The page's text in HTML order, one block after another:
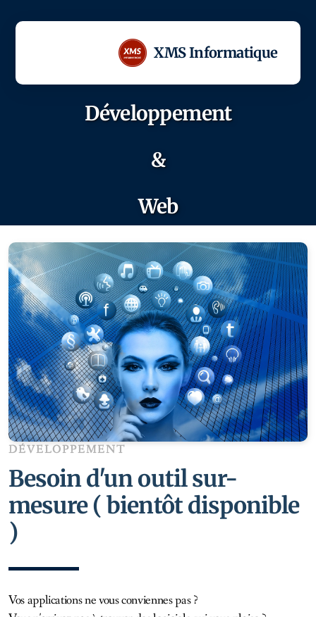
XMS Informatique
Développement
&
Web
DÉVELOPPEMENT
Besoin d'un outil sur-
mesure ( bientôt disponible
)
Vos applications ne vous conviennes pas ?
Installation
Infogérance & maintenance
Sécurité
Développement & web